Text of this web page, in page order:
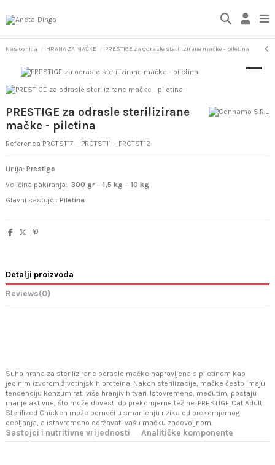
Naslovnica HRANA ZA MAČKE PRESTIGE za odrasle sterilizirane mačke - piletina
PRESTIGE za odrasle sterilizirane
mačke - piletina
Referenca PRCTST17 – PRCTST11 – PRCTST12
Linija: Prestige
Veličina pakiranja: 300 gr – 1,5 kg – 10 kg
Glavni sastojci: Piletina
Detalji proizvoda
Reviews(0)
Suha hrana za sterilizirane odrasle mačke napravljena s piletinom kao
jedinim izvorom životinjskih proteina. Nakon sterilizacije, mačke često imaju
tendenciju konzumirati više hranjivih tvari. Istovremeno, međutim, postaju
manje aktivne, što može dovesti do prekomjerne težine. PRESTIGE Cat Adult
Sterilized Chicken može pomoći u smanjenju rizika od prekomjernog
debljanja, a istovremeno održavati vašu mačku zadovoljnom.
Sastojci i nutritivne vrijednosti Analitičke komponente